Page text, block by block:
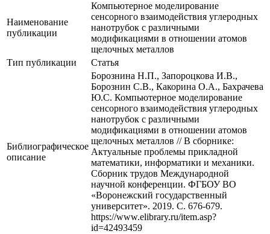
Наименование
публикации
Компьютерное моделирование
сенсорного взаимодействия углеродных
нанотрубок с различными
модификациями в отношении атомов
щелочных металлов
Тип публикации
Статья
Библиографическое
описание
Борознина Н.П., Запороцкова И.В.,
Борознин С.В., Какорина О.А., Бахрачева
Ю.С. Компьютерное моделирование
сенсорного взаимодействия углеродных
нанотрубок с различными
модификациями в отношении атомов
щелочных металлов // В сборнике:
Актуальные проблемы прикладной
математики, информатики и механики.
Сборник трудов Международной
научной конференции. ФГБОУ ВО
«Воронежский государственный
университет». 2019. С. 676-679.
https://www.elibrary.ru/item.asp?
id=42493459